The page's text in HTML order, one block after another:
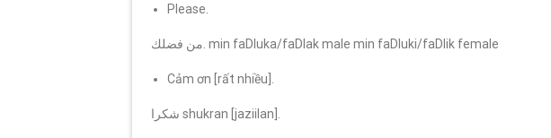
Please.
من فضلك. min faDluka/faDlak male min faDluki/faDlik female
Cảm ơn [rất nhiều].
شكرا shukran [jaziilan].